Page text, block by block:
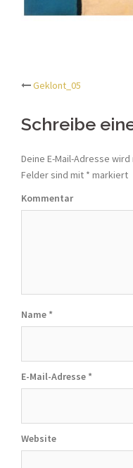
Beitrags-
Geklont_05
Schreibe
Deine E-Mail-Adresse
Felder sind mit * markiert
Kommentar
Name *
E-Mail-Adresse *
Website